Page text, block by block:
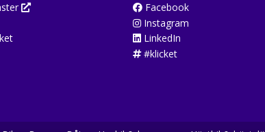
Facebook
Instagram
LinkedIn
#klicket